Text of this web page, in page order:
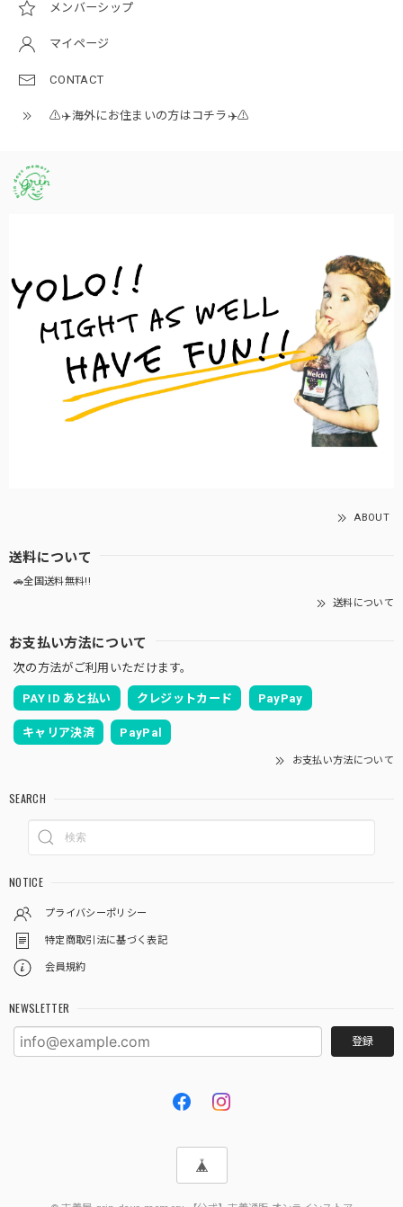
メンバーシップ
マイページ
CONTACT
⚠️✈️海外にお住まいの方はコチラ✈️⚠️
ABOUT
送料について
🚗全国送料無料!!
送料について
お支払い方法について
次の方法がご利用いただけます。
PAY ID あと払い クレジットカード PayPay
キャリア決済 PayPal
お支払い方法について
SEARCH
NOTICE
プライバシーポリシー
特定商取引法に基づく表記
会員規約
NEWSLETTER
登録